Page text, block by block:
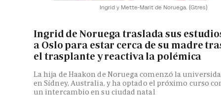
Ingrid y Mette-Marit de Noruega. (Gtres)
Ingrid de Noruega traslada sus
a Oslo para estar cerca de su madre
el trasplante y reactiva la polémica
La hija de Haakon de Noruega comenzó la
en Sídney, Australia, y ha optado el próximo curso
un intercambio en su ciudad natal